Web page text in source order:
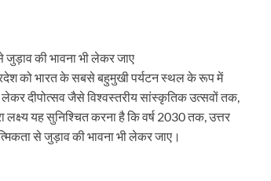
मजबूती: स्टार इन्फोमैटिक
की भावना भी लेकर जाए
को भारत के सबसे बहुमुखी पर्यटन स्थल के रूप में
दीपोत्सव जैसे विश्वस्तरीय सांस्कृतिक उत्सवों तक,
यह सुनिश्चित करना है कि वर्ष 2030 तक, उत्तर
से जुड़ाव की भावना भी लेकर जाए।